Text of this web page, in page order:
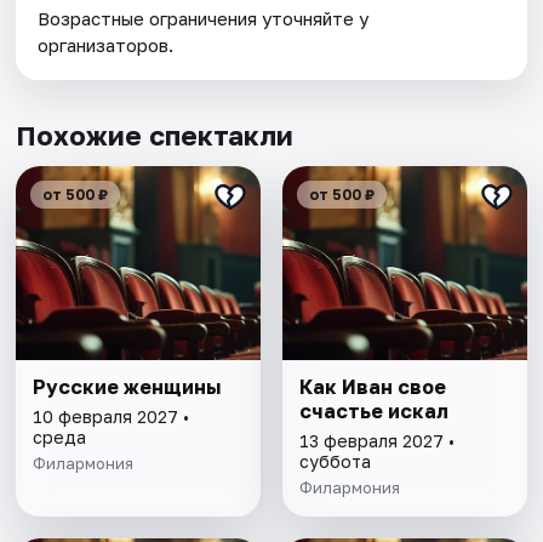
Возрастные ограничения уточняйте у
организаторов.
Похожие спектакли
от 500 ₽
Русские женщины
10 февраля 2027 •
среда
Филармония
от 500 ₽
Как Иван свое
счастье искал
13 февраля 2027 •
суббота
Филармония